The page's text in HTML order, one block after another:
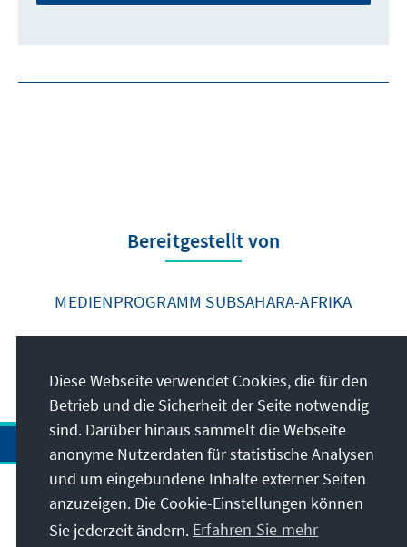
Bereitgestellt von
MEDIENPROGRAMM SUBSAHARA-AFRIKA
Anschrift
Diese Webseite verwendet Cookies, die für den
Betrieb und die Sicherheit der Seite notwendig
sind. Darüber hinaus sammelt die Webseite
anonyme Nutzerdaten für statistische Analysen
und um eingebundene Inhalte externer Seiten
anzuzeigen. Die Cookie-Einstellungen können
Sie jederzeit ändern. Erfahren Sie mehr